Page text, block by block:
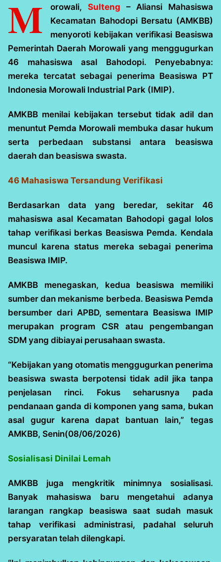
M orowali, Sulteng – Aliansi Mahasiswa
Kecamatan Bahodopi Bersatu (AMKBB)
menyoroti kebijakan verifikasi Beasiswa
Pemerintah Daerah Morowali yang menggugurkan
46 mahasiswa asal Bahodopi. Penyebabnya:
mereka tercatat sebagai penerima Beasiswa PT
Indonesia Morowali Industrial Park (IMIP).
AMKBB menilai kebijakan tersebut tidak adil dan
menuntut Pemda Morowali membuka dasar hukum
serta perbedaan substansi antara beasiswa
daerah dan beasiswa swasta.
46 Mahasiswa Tersandung Verifikasi
Berdasarkan data yang beredar, sekitar 46
mahasiswa asal Kecamatan Bahodopi gagal lolos
tahap verifikasi berkas Beasiswa Pemda. Kendala
muncul karena status mereka sebagai penerima
Beasiswa IMIP.
AMKBB menegaskan, kedua beasiswa memiliki
sumber dan mekanisme berbeda. Beasiswa Pemda
bersumber dari APBD, sementara Beasiswa IMIP
merupakan program CSR atau pengembangan
SDM yang dibiayai perusahaan swasta.
“Kebijakan yang otomatis menggugurkan penerima
beasiswa swasta berpotensi tidak adil jika tanpa
penjelasan rinci. Fokus seharusnya pada
pendanaan ganda di komponen yang sama, bukan
asal gugur karena dapat bantuan lain,” tegas
AMKBB, Senin(08/06/2026)
Sosialisasi Dinilai Lemah
AMKBB juga mengkritik minimnya sosialisasi.
Banyak mahasiswa baru mengetahui adanya
larangan rangkap beasiswa saat sudah masuk
tahap verifikasi administrasi, padahal seluruh
persyaratan telah dilengkapi.